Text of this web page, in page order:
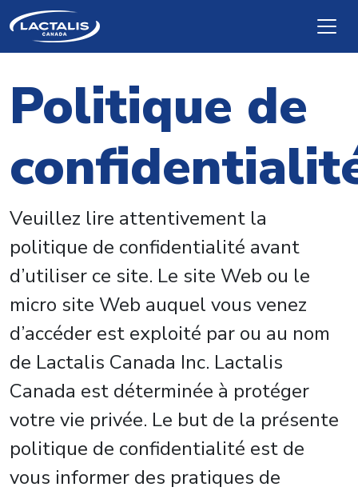
Skip to main content
Politique de
Veuillez lire attentivement la
politique de confidentialité avant
d’utiliser ce site. Le site Web ou le
micro site Web auquel vous venez
d’accéder est exploité par ou au nom
de Lactalis Canada Inc. Lactalis
Canada est déterminée à protéger
votre vie privée. Le but de la présente
politique de confidentialité est de
vous informer des pratiques de